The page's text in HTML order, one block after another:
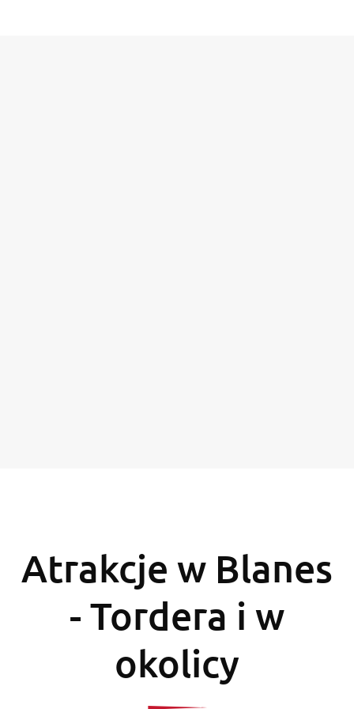
Atrakcje w Blanes
- Tordera i w
okolicy